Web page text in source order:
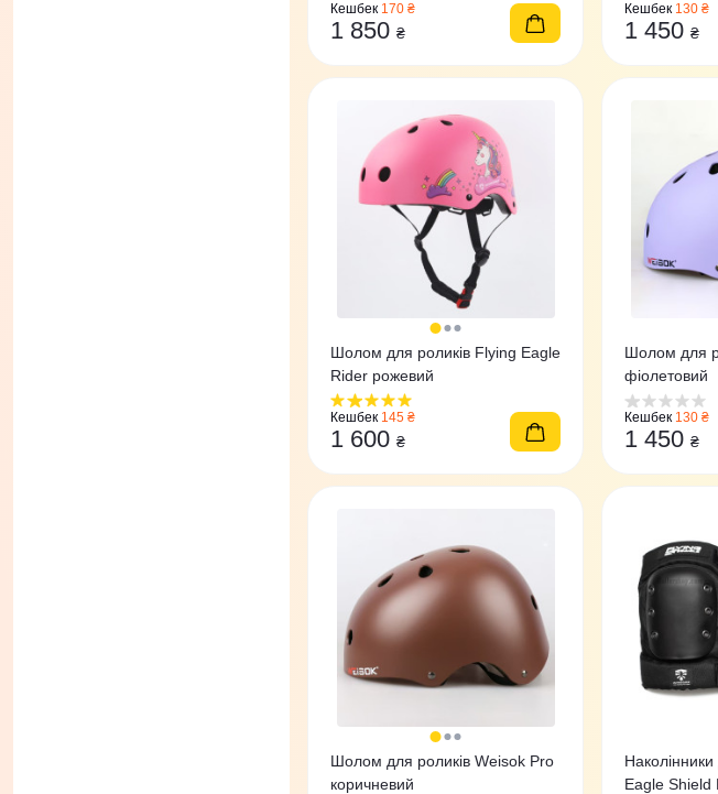
Кешбек 170 ₴
1 850₴
Кешбек 130 ₴
1 450₴
Шолом для роликів Flying Eagle
Rider рожевий
Кешбек 145 ₴
1 600₴
Шолом для
фіолетовий
Кешбек 130 ₴
1 450₴
Шолом для роликів Weisok Pro
коричневий
Eagle Shield